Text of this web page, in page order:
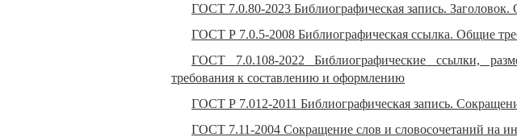
ГОСТ 7.0.80-2023 Библиографическая запись.
ГОСТ Р 7.0.5-2008 Библиографическая ссылка. Общие
ГОСТ 7.0.108-2022 Библиографические ссылки,
требования к составлению и оформлению
ГОСТ Р 7.012-2011 Библиографическая запись.
ГОСТ 7.11-2004 Сокращение слов и словосочетаний на